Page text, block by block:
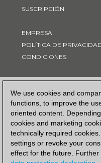
We use cookies and
functions, to improve the
oriented content.
cookies and marketing
technically required cookies.
settings or revoke your
effect for the future.
SUSCRIPCIÓN
EMPRESA
POLÍTICA DE
CONDICIONES
FORMA DE PAGO